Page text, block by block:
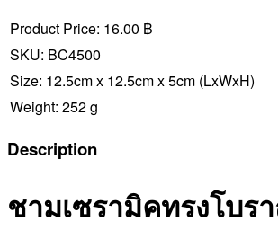
Product Price: 16.00 ฿
SKU: BC4500
Size: 12.5cm x 12.5cm x 5cm (LxWxH)
Weight: 252 g
Description
ชามเซรามิคทรงโบร